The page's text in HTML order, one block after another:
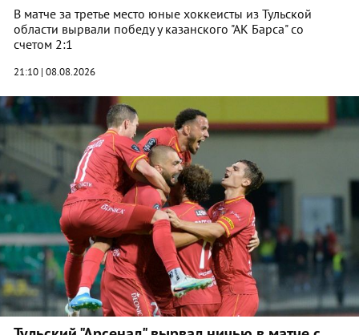
В матче за третье место юные хоккеисты из Тульской
области вырвали победу у казанского "АК Барса" со
счетом 2:1
21:10 | 08.08.2026